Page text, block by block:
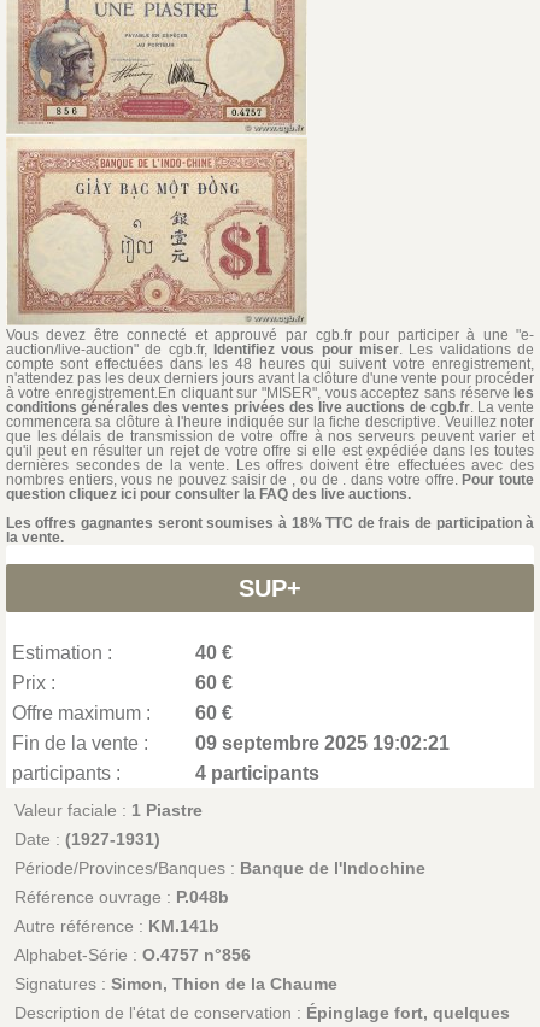
Vous devez être connecté et approuvé par cgb.fr pour participer à une "e-
auction/live-auction" de cgb.fr, Identifiez vous pour miser. Les validations de
compte sont effectuées dans les 48 heures qui suivent votre enregistrement,
n'attendez pas les deux derniers jours avant la clôture d'une vente pour procéder
à votre enregistrement.En cliquant sur "MISER", vous acceptez sans réserve les
conditions générales des ventes privées des live auctions de cgb.fr. La vente
commencera sa clôture à l'heure indiquée sur la fiche descriptive. Veuillez noter
que les délais de transmission de votre offre à nos serveurs peuvent varier et
qu'il peut en résulter un rejet de votre offre si elle est expédiée dans les toutes
dernières secondes de la vente. Les offres doivent être effectuées avec des
nombres entiers, vous ne pouvez saisir de , ou de . dans votre offre.Pour toute
question cliquez ici pour consulter la FAQ des live auctions.
Les offres gagnantes seront soumises à 18% TTC de frais de participation à
la vente.
SUP+
Estimation :
40 €
Prix :
60 €
Offre maximum :
60 €
Fin de la vente :
09 septembre 2025 19:02:21
participants :
4 participants
Valeur faciale : 1 Piastre
Date : (1927-1931)
Période/Provinces/Banques : Banque de l'Indochine
Référence ouvrage : P.048b
Autre référence : KM.141b
Alphabet-Série : O.4757 n°856
Signatures : Simon, Thion de la Chaume
Description de l'état de conservation : Épinglage fort, quelques